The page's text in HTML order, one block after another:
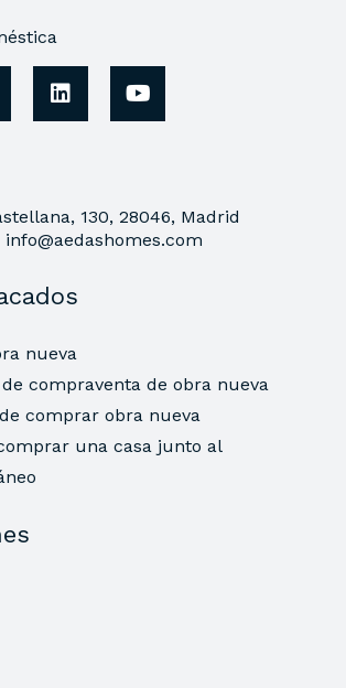
130, 28046, Madrid
info@aedashomes.com
nueva
compraventa de obra nueva
comprar obra nueva
una casa junto al